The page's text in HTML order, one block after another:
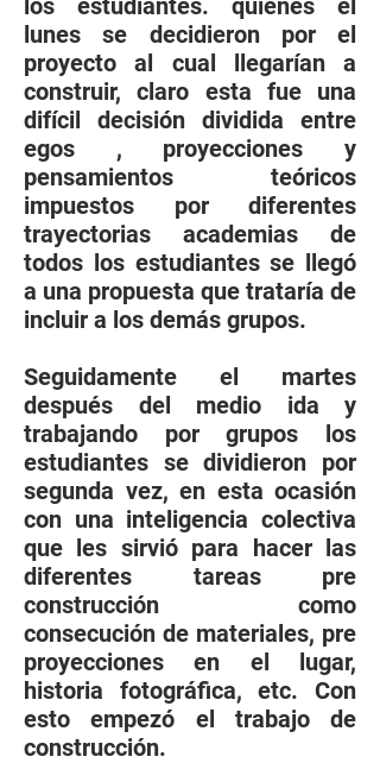
los estudiantes. quienes el
lunes se decidieron por el
proyecto al cual llegarían a
construir, claro esta fue una
difícil decisión dividida entre
egos , proyecciones y
pensamientos teóricos
impuestos por diferentes
trayectorias academias de
todos los estudiantes se llegó
a una propuesta que trataría de
incluir a los demás grupos.
Seguidamente el martes
después del medio ida y
trabajando por grupos los
estudiantes se dividieron por
segunda vez, en esta ocasión
con una inteligencia colectiva
que les sirvió para hacer las
diferentes tareas pre
construcción como
consecución de materiales, pre
proyecciones en el lugar,
historia fotográfica, etc. Con
esto empezó el trabajo de
construcción.